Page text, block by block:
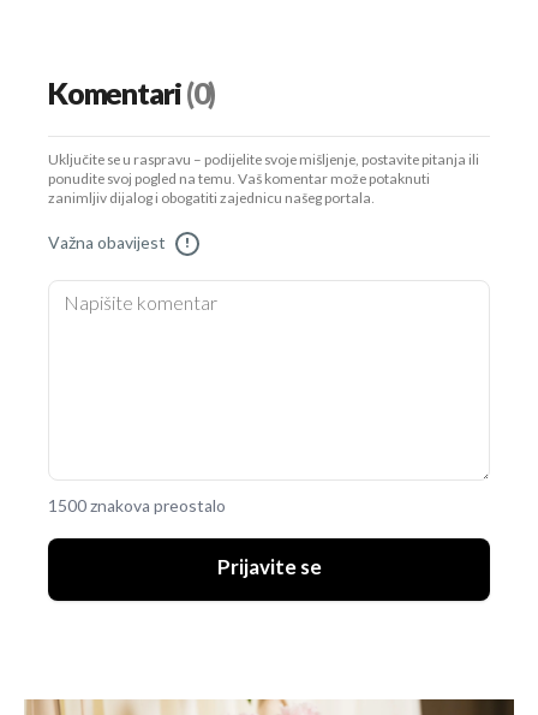
Komentari(0)
Uključite se u raspravu – podijelite svoje mišljenje, postavite pitanja ili
ponudite svoj pogled na temu. Vaš komentar može potaknuti
zanimljiv dijalog i obogatiti zajednicu našeg portala.
Važna obavijest !
1500 znakova preostalo
Prijavite se